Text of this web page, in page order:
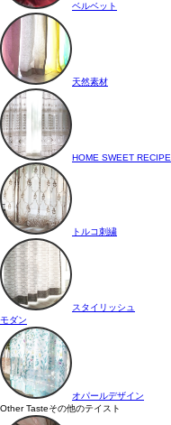
ベルベット
天然素材
HOME SWEET RECIPE
トルコ刺繍
スタイリッシュ
モダン
オパールデザイン
Other Tasteその他のテイスト